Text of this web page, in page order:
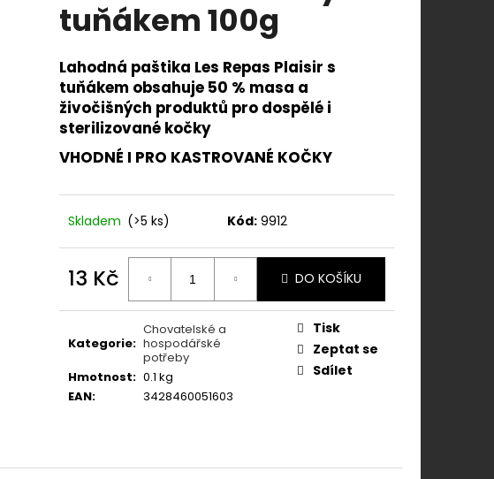
tuňákem 100g
Lahodná paštika Les Repas Plaisir s
tuňákem obsahuje 50 % masa a
živočišných produktů pro dospělé i
sterilizované kočky
VHODNÉ I PRO KASTROVANÉ KOČKY
Skladem (>5 ks) Kód: 9912
13 Kč
cena:
DO KOŠÍKU
Kategorie:
Chovatelské a
hospodářské
potřeby
Hmotnost: 0.1 kg
EAN: 3428460051603
Tisk
Zeptat se
Sdílet
PURINA PRO PLAN CANINE FORTIFLORA
PLUS 30X 2 G